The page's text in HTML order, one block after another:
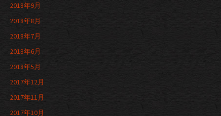
2018年9月
2018年8月
2018年7月
2018年6月
2018年5月
2017年12月
2017年11月
2017年10月